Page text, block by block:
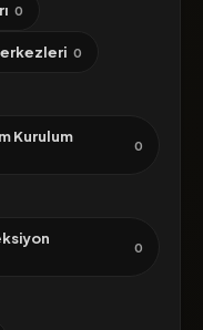
0
0
Kurulum
0
0